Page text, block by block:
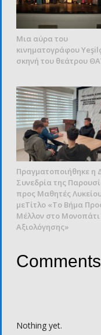
Μια αύρα του
κινηματογράφου
σκηνή του θεάτρου
Πραγματοποιήθηκε η
Συνεδρία της
προς Μαθητές
μεΤίτλο «Το Βήμα
Μέλλον στο Μονοπάτι
Αξιολόγησης»
Nothing yet.